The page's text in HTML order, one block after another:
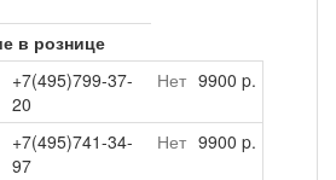
в рознице
+7(495)799-37-
20
Нет 9900 p.
+7(495)741-34-
97
Нет 9900 p.